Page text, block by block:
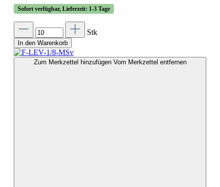
Sofort verfügbar, Lieferzeit: 1-3 Tage
Stk
In den Warenkorb
Zum Merkzettel hinzufügen Vom Merkzettel entfernen